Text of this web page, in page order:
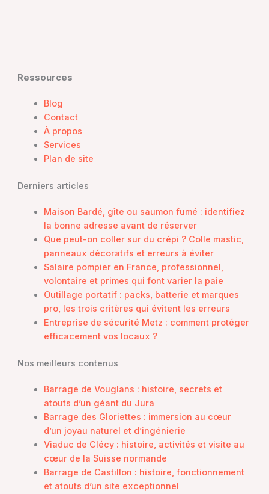
Ressources
Blog
Contact
À propos
Services
Plan de site
Derniers articles
Maison Bardé, gîte ou saumon fumé : identifiez
la bonne adresse avant de réserver
Que peut-on coller sur du crépi ? Colle mastic,
panneaux décoratifs et erreurs à éviter
Salaire pompier en France, professionnel,
volontaire et primes qui font varier la paie
Outillage portatif : packs, batterie et marques
pro, les trois critères qui évitent les erreurs
Entreprise de sécurité Metz : comment protéger
efficacement vos locaux ?
Nos meilleurs contenus
Barrage de Vouglans : histoire, secrets et
atouts d’un géant du Jura
Barrage des Gloriettes : immersion au cœur
d’un joyau naturel et d’ingénierie
Viaduc de Clécy : histoire, activités et visite au
cœur de la Suisse normande
Barrage de Castillon : histoire, fonctionnement
et atouts d’un site exceptionnel